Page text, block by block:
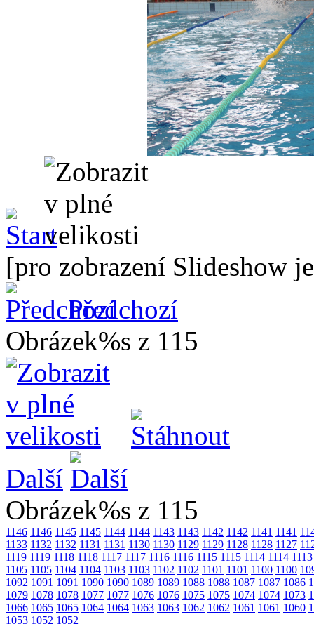
[pro zobrazení Slideshow
Předchozí
Obrázek%s z 115
Další
Obrázek%s z 115
1146 1146 1145 1145 1144 1144 1143 1143 1142 1142 1141 1141
1133 1132 1132 1131 1131 1130 1130 1129 1129 1128 1128 1127
1119 1119 1118 1118 1117 1117 1116 1116 1115 1115 1114 1114 1113
1105 1105 1104 1104 1103 1103 1102 1102 1101 1101 1100 1100
1092 1091 1091 1090 1090 1089 1089 1088 1088 1087 1087 1086
1079 1078 1078 1077 1077 1076 1076 1075 1075 1074 1074 1073
1066 1065 1065 1064 1064 1063 1063 1062 1062 1061 1061 1060
1053 1052 1052